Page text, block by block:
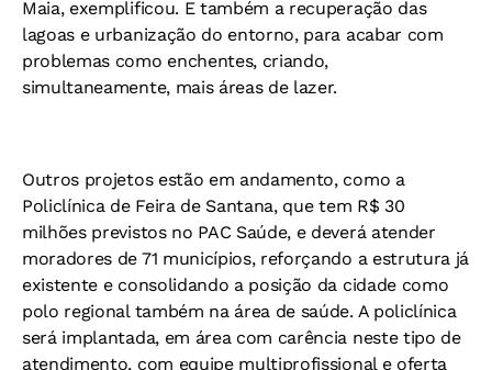
Maia, exemplificou. E também a recuperação das
lagoas e urbanização do entorno, para acabar com
problemas como enchentes, criando,
simultaneamente, mais áreas de lazer.
Outros projetos estão em andamento, como a
Policlínica de Feira de Santana, que tem R$ 30
milhões previstos no PAC Saúde, e deverá atender
moradores de 71 municípios, reforçando a estrutura já
existente e consolidando a posição da cidade como
polo regional também na área de saúde. A policlínica
será implantada, em área com carência neste tipo de
atendimento, com equipe multiprofissional e oferta